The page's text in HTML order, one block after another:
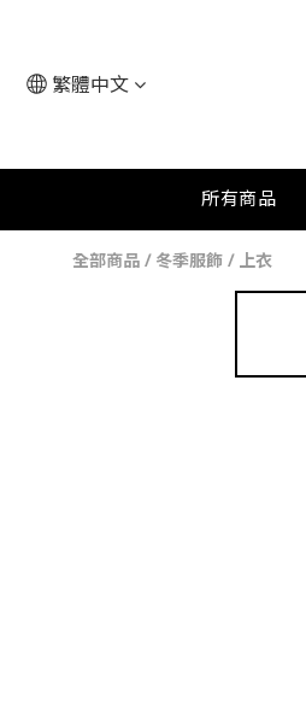
繁體中文
所有商品
全部商品 / 冬季服飾 / 上衣